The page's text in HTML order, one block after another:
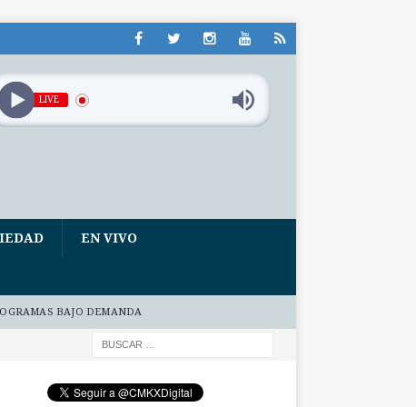
LIVE
EN VIVO
BAJO DEMANDA